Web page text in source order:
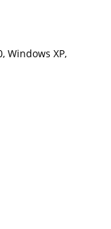
Windows XP,